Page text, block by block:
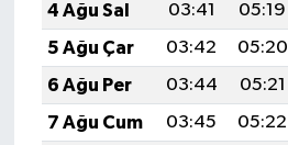
4 Ağu Sal
03:41 05:19
5 Ağu Çar
03:42 05:20
6 Ağu Per
03:44 05:21
7 Ağu Cum
03:45 05:22